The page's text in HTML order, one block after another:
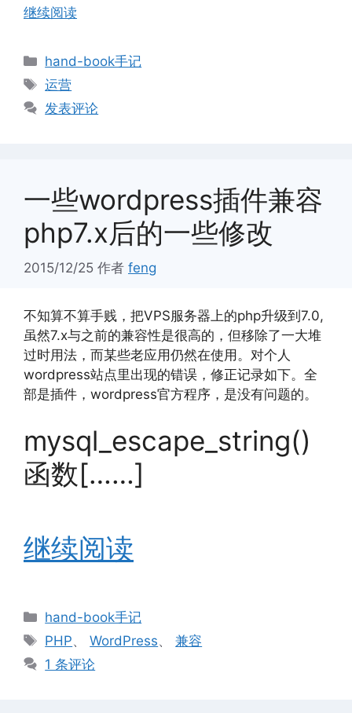
继续阅读
分
类
hand-book手记
标
签
运营
发表评论
一些wordpress插件兼容
php7.x后的一些修改
2015/12/25 作者 feng
不知算不算手贱，把VPS服务器上的php升级到7.0,
虽然7.x与之前的兼容性是很高的，但移除了一大堆
过时用法，而某些老应用仍然在使用。对个人
wordpress站点里出现的错误，修正记录如下。全
部是插件，wordpress官方程序，是没有问题的。
mysql_escape_string()
函数[……]
继续阅读
分
类
hand-book手记
标
签
PHP、WordPress、兼容
1 条评论